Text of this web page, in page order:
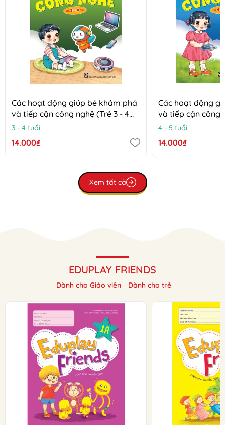
Các hoạt động giúp bé khám phá
và tiếp cận công nghệ (Trẻ 3 - 4
tuổi)
3 - 4 tuổi
14.000₫
Các hoạt động
và tiếp cận công
tuổi)
4 - 5 tuổi
14.000₫
Xem tất cả
EDUPLAY FRIENDS
Dành cho Giáo viên Dành cho trẻ